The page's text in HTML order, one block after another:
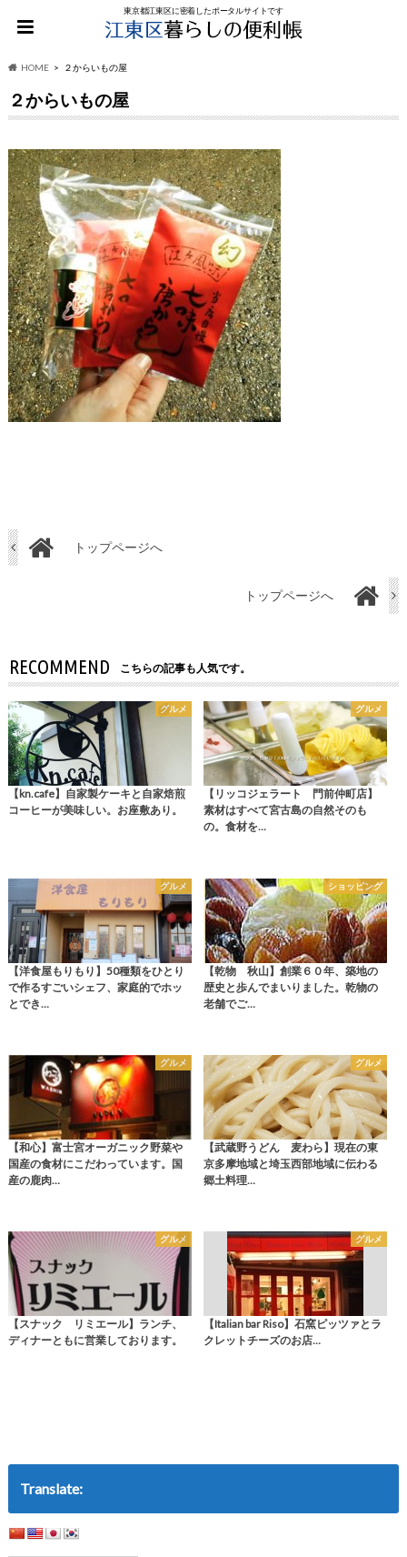
東京都江東区に密着したポータルサイトです
HOME ２からいもの屋
２からいもの屋
トップページへ
トップページへ
RECOMMEND こちらの記事も人気です。
グルメ
【kn.cafe】自家製ケーキと自家焙煎
コーヒーが美味しい。お座敷あり。
グルメ
【リッコジェラート 門前仲町店】
素材はすべて宮古島の自然そのも
の。食材を…
グルメ
【洋食屋もりもり】50種類をひとり
で作るすごいシェフ、家庭的でホッ
とでき…
ショッピング
【乾物 秋山】創業６０年、築地の
歴史と歩んでまいりました。乾物の
老舗でご…
グルメ
【和心】富士宮オーガニック野菜や
国産の食材にこだわっています。国
産の鹿肉…
グルメ
【武蔵野うどん 麦わら】現在の東
京多摩地域と埼玉西部地域に伝わる
郷土料理…
グルメ
【スナック リミエール】ランチ、
ディナーともに営業しております。
グルメ
【Italian bar Riso】石窯ピッツァとラ
クレットチーズのお店…
Translate: